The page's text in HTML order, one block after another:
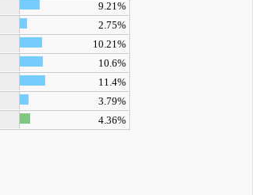
9.21%
2.75%
10.21%
10.6%
11.4%
3.79%
4.36%